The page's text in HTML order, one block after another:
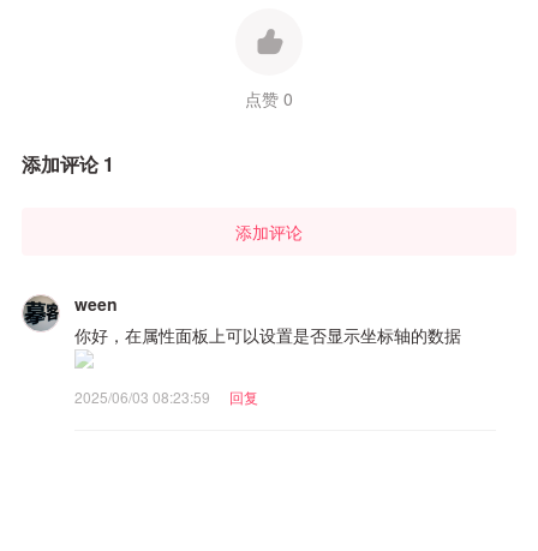
点赞 0
添加评论 1
添加评论
ween
你好，在属性面板上可以设置是否显示坐标轴的数据
2025/06/03 08:23:59 回复